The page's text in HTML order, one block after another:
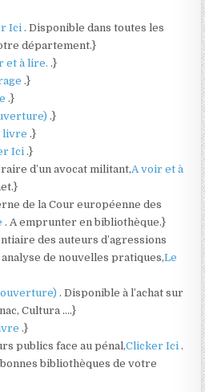
Ici. Disponible dans toutes les
département.}
et à lire..}
.}
.}
.}
livre.}
Ici.}
d’un avocat militant,A voir et à
de la Cour européenne des
. A emprunter en bibliothèque.}
des auteurs d’agressions
de nouvelles pratiques,Le
. Disponible à l’achat sur
Cultura ….}
.}
publics face au pénal,Clicker Ici.
bibliothèques de votre